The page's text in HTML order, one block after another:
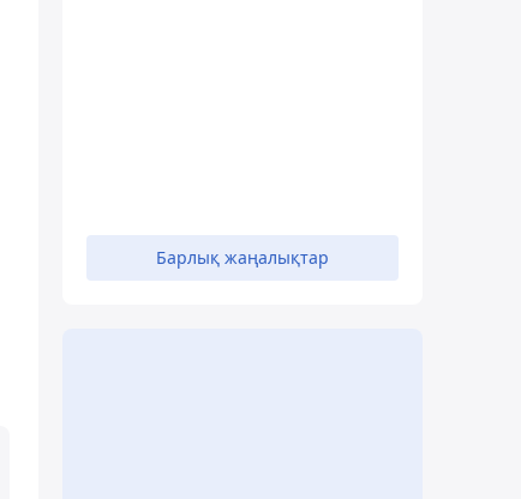
Барлық жаңалықтар